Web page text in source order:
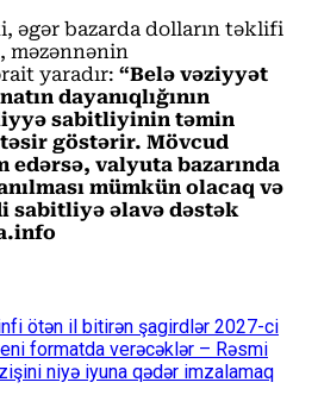
əgər bazarda dolların təklifi
məzənnənin
yaradır: “Belə vəziyyət
dayanıqlığının
sabitliyinin təmin
göstərir. Mövcud
edərsə, valyuta bazarında
mümkün olacaq və
sabitliyə əlavə dəstək
ötən il bitirən şagirdlər 2027-ci
formatda verəcəklər – Rəsmi
niyə iyuna qədər imzalamaq